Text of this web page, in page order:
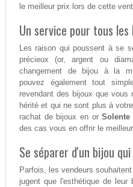
le meilleur prix lors de cette
Un service pour tous les
Les raison qui poussent à se
précieux (or, argent ou
changement de bijou à la
pouvez également tout
revendant des bijoux que
hérité et qui ne sont plus à
rachat de bijoux en orSolente
des cas vous en offrir le meilleur
Se séparer d'un bijou
Parfois, les vendeurs
jugent que l'esthétique de